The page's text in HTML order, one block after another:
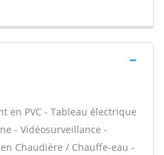
en PVC - Tableau électrique
- Vidéosurveillance -
Chaudière / Chauffe-eau -